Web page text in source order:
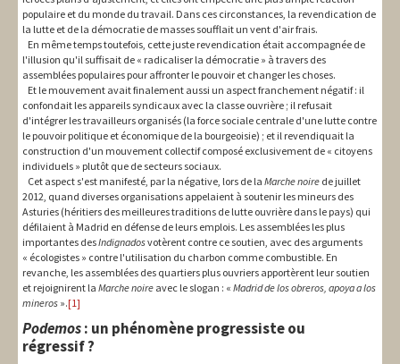
populaire et du monde du travail. Dans ces circonstances, la revendication de
la lutte et de la démocratie de masses soufflait un vent d'air frais.
En même temps toutefois, cette juste revendication était accompagnée de
l'illusion qu'il suffisait de « radicaliser la démocratie » à travers des
assemblées populaires pour affronter le pouvoir et changer les choses.
Et le mouvement avait finalement aussi un aspect franchement négatif : il
confondait les appareils syndicaux avec la classe ouvrière ; il refusait
d'intégrer les travailleurs organisés (la force sociale centrale d'une lutte contre
le pouvoir politique et économique de la bourgeoisie) ; et il revendiquait la
construction d'un mouvement collectif composé exclusivement de « citoyens
individuels » plutôt que de secteurs sociaux.
Cet aspect s'est manifesté, par la négative, lors de la Marche noire de juillet
2012, quand diverses organisations appelaient à soutenir les mineurs des
Asturies (héritiers des meilleures traditions de lutte ouvrière dans le pays) qui
défilaient à Madrid en défense de leurs emplois. Les assemblées les plus
importantes desIndignadosvotèrent contre ce soutien, avec des arguments
« écologistes » contre l'utilisation du charbon comme combustible. En
revanche, les assemblées des quartiers plus ouvriers apportèrent leur soutien
et rejoignirent la Marche noire avec le slogan : « Madrid de los obreros, apoya a los
mineros ».[1]
Podemos: un phénomène progressiste ou
régressif ?